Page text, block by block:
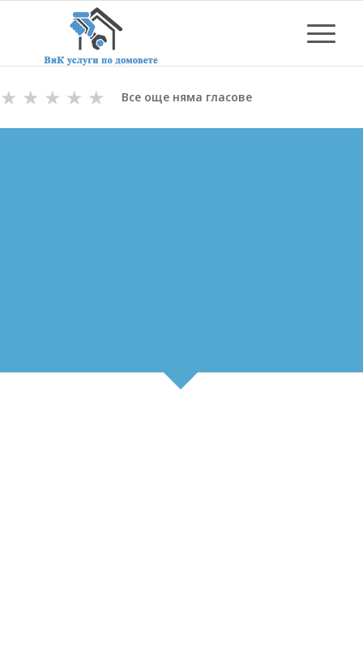
★
★
★
★
★ Все още няма гласове